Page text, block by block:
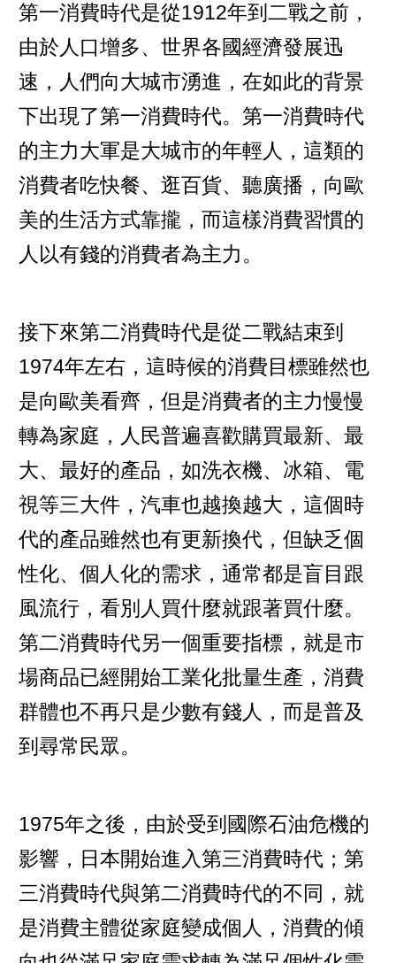
第一消費時代是從1912年到二戰之前，
由於人口增多、世界各國經濟發展迅
速，人們向大城市湧進，在如此的背景
下出現了第一消費時代。第一消費時代
的主力大軍是大城市的年輕人，這類的
消費者吃快餐、逛百貨、聽廣播，向歐
美的生活方式靠攏，而這樣消費習慣的
人以有錢的消費者為主力。
接下來第二消費時代是從二戰結束到
1974年左右，這時候的消費目標雖然也
是向歐美看齊，但是消費者的主力慢慢
轉為家庭，人民普遍喜歡購買最新、最
大、最好的產品，如洗衣機、冰箱、電
視等三大件，汽車也越換越大，這個時
代的產品雖然也有更新換代，但缺乏個
性化、個人化的需求，通常都是盲目跟
風流行，看別人買什麼就跟著買什麼。
第二消費時代另一個重要指標，就是市
場商品已經開始工業化批量生產，消費
群體也不再只是少數有錢人，而是普及
到尋常民眾。
1975年之後，由於受到國際石油危機的
影響，日本開始進入第三消費時代；第
三消費時代與第二消費時代的不同，就
是消費主體從家庭變成個人，消費的傾